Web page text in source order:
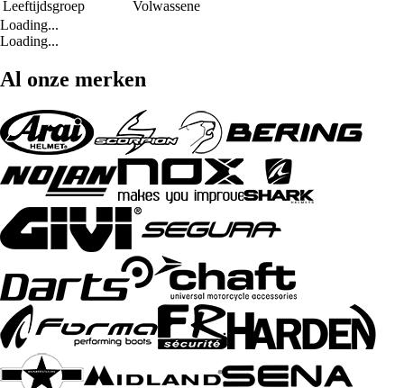
Leeftijdsgroep
Volwassene
Loading...
Loading...
Al onze merken